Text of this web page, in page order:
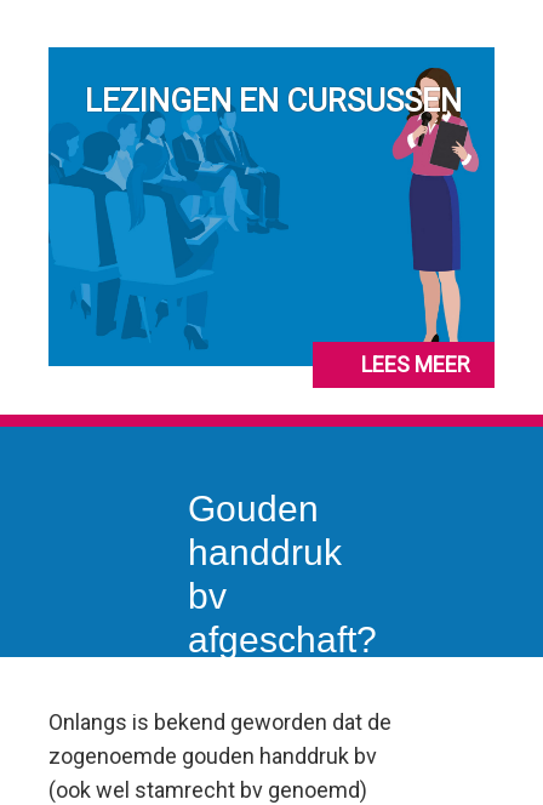
LEZINGEN EN CURSUSSEN
LEES MEER
Gouden
handdruk
bv
afgeschaft?
met uw
afkoopsom?
Onlangs is bekend geworden dat de
zogenoemde gouden handdruk bv
(ook wel stamrecht bv genoemd)